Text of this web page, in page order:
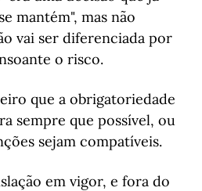
mantém", mas não
vai ser diferenciada por
o risco.
que a obrigatoriedade
sempre que possível, ou
sejam compatíveis.
em vigor, e fora do